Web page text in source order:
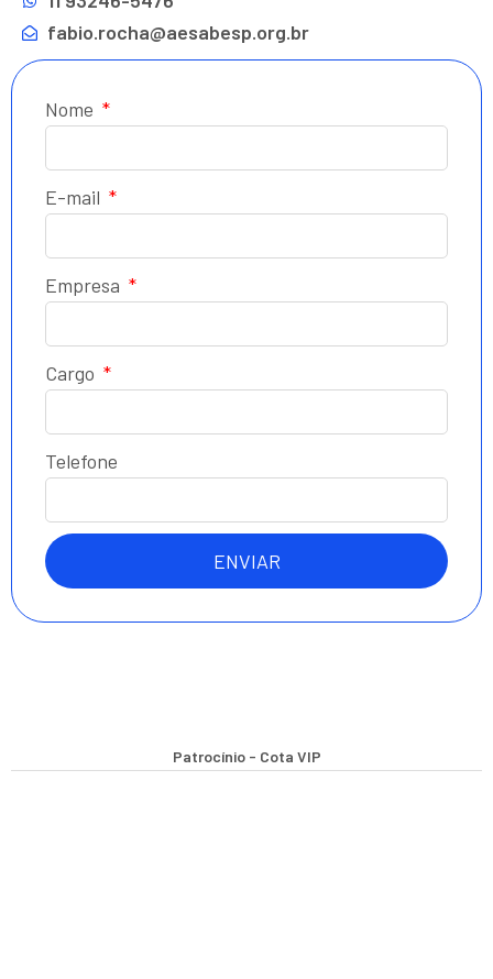
fabio.rocha@aesabesp.org.br
Nome
E-mail
Empresa
Cargo
Telefone
ENVIAR
Patrocínio - Cota VIP